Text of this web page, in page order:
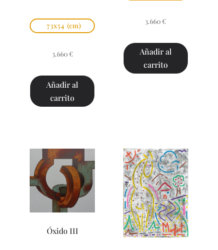
73x54 (cm)
3.660 €
Añadir al
carrito
3.660 €
Añadir al
carrito
Óxido III